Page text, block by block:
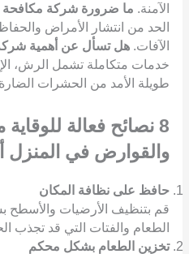
الآمنة. ما ضرورة شركة
الحد من انتشار الأمراض
الآفات. هل تسأل عن أهمية
خدمات متكاملة تشمل الرش،
طويلة الأمد من الحشرات
8 نصائح فعالة
والقوارض في المنزل
حافظ على نظافة المكان
قم بتنظيف الأرضيات والأسطح
الطعام والفتات التي قد تجذب
تخزين الطعام بشكل محكم